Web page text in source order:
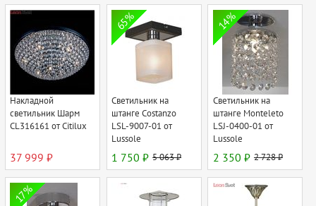
Накладной
светильник Шарм
CL316161 от Citilux
37 999 ₽
65%
Светильник на
штанге Costanzo
LSL-9007-01 от
Lussole
1 750 ₽ 5 063 ₽
14%
Светильник на
штанге Monteleto
LSJ-0400-01 от
Lussole
2 350 ₽ 2 728 ₽
17%